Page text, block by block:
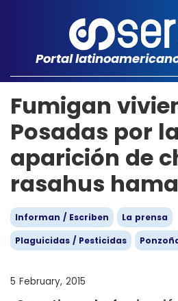
Portal
Fumigan
Posadas por
aparición de
rasahus
Informan / Escriben
La prensa
Plaguicidas / Pesticidas
5 February, 2015